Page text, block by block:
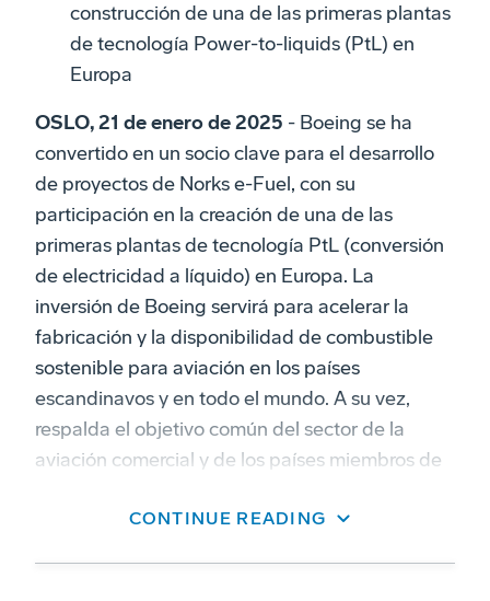
construcción de una de las primeras plantas
de tecnología Power-to-liquids (PtL) en
Europa
OSLO, 21 de enero de 2025 - Boeing se ha
convertido en un socio clave para el desarrollo
de proyectos de Norks e-Fuel, con su
participación en la creación de una de las
primeras plantas de tecnología PtL (conversión
de electricidad a líquido) en Europa. La
inversión de Boeing servirá para acelerar la
fabricación y la disponibilidad de combustible
sostenible para aviación en los países
escandinavos y en todo el mundo. A su vez,
respalda el objetivo común del sector de la
aviación comercial y de los países miembros de
cero emisiones netas de dióxido de carbono
CONTINUE READING